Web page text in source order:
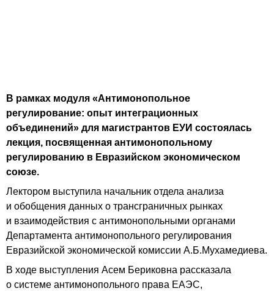
В рамках модуля «Антимонопольное
регулирование: опыт интеграционных
объединений» для магистрантов ЕУИ состоялась
лекция, посвященная антимонопольному
регулированию в Евразийском экономическом
союзе.
Лектором выступила начальник отдела анализа
и обобщения данных о трансграничных рынках
и взаимодействия с антимонопольными органами
Департамента антимонопольного регулирования
Евразийской экономической комиссии А.Б.Мухамедиева.
В ходе выступления Асем Бериковна рассказала
о системе антимонопольного права ЕАЭС,